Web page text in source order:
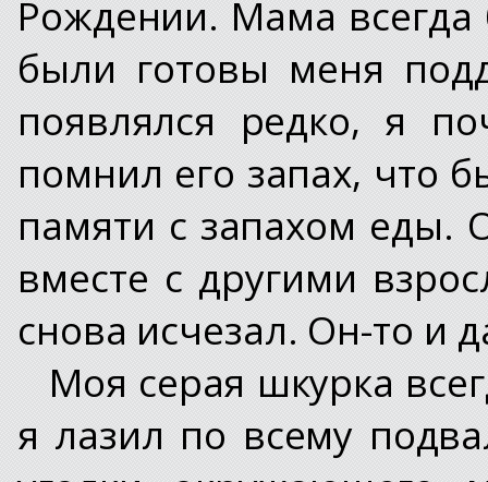
Рождении. Мама
были готовы меня
появлялся редко, я
помнил его запах, что
памяти с запахом еды.
вместе с другими
снова исчезал. Он-то и
Моя серая шкурка
я лазил по всему